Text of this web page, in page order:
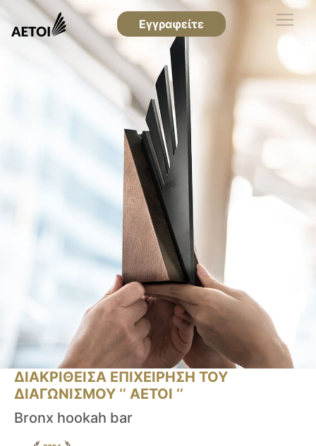
Εγγραφείτε
ΔΙΑΚΡΙΘΕΙΣΑ ΕΠΙΧΕΙΡΗΣΗ ΤΟΥ
ΔΙΑΓΩΝΙΣΜΟΥ ‘’ ΑΕΤΟΙ ‘’
Bronx hookah bar